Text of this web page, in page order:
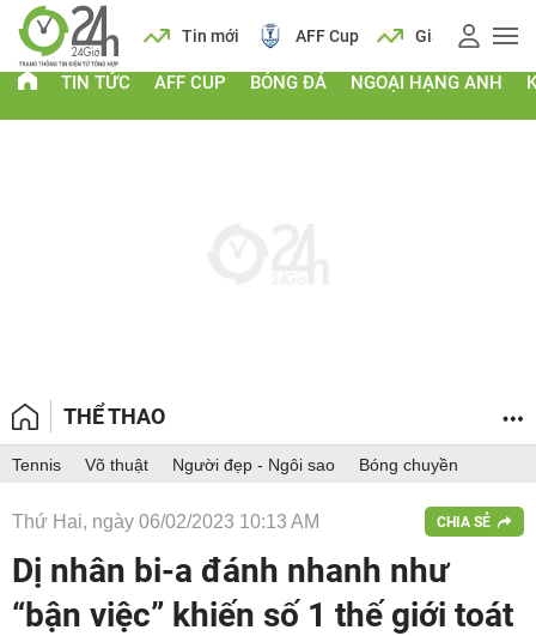
Lịch Tin mới AFF Cup Giá vàng
TIN TỨC AFF CUP BÓNG ĐÁ NGOẠI HẠNG ANH
THỂ THAO
Tennis Võ thuật Người đẹp - Ngôi sao Bóng chuyền
Thứ Hai, ngày 06/02/2023 10:13 AM CHIA SẺ
Dị nhân bi-a đánh nhanh như
“bận việc” khiến số 1 thế giới toát